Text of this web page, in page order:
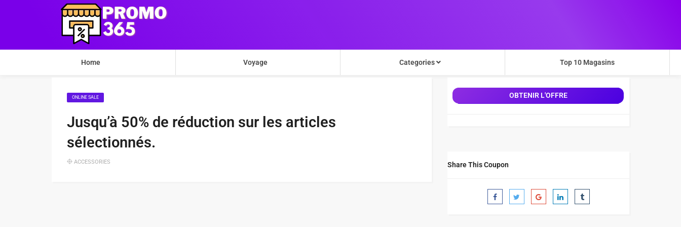
Home Voyage Categories Top 10 Magasins
ONLINE SALE
Jusqu’à 50% de réduction sur les articles
sélectionnés.
ACCESSORIES
OBTENIR L'OFFRE
Share This Coupon